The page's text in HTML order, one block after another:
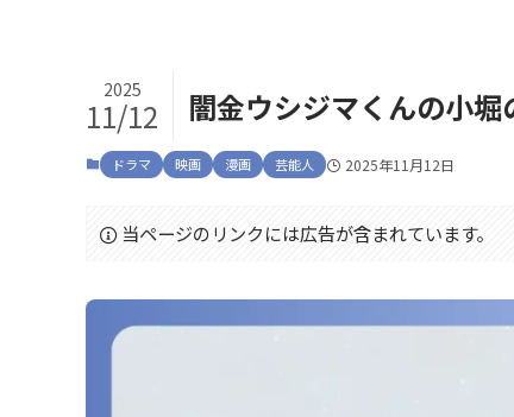
闇金ウシジマくんの小
2025
11/12
ドラマ 映画 漫画 芸能人 2025年11月12日
当ページのリンクには広告が含まれています。